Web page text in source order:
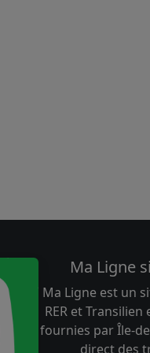
Ma Ligne
Ma Ligne est un
RER et
fournies par Île-
direct des